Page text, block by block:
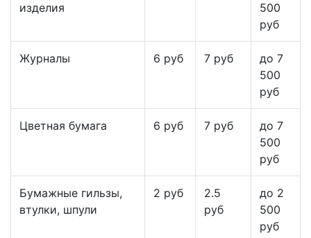
изделия
500
руб
Журналы 6 руб 7 руб
до 7
500
руб
Цветная бумага 6 руб 7 руб
до 7
500
руб
Бумажные гильзы,
втулки, шпули
2 руб
2.5
руб
до 2
500
руб